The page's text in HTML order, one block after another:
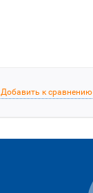
Добавить к сравнению